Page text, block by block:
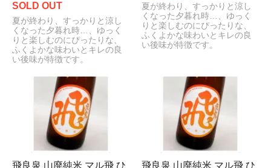
SOLD OUT
夏が終わり、すっかりと涼し
くなった夕暮れ時…、ゆっく
りと楽しむのにぴったりな、
ふくよかな味わいとキレの良
い後味が特徴です。
夏が終わり、すっかりと涼し
くなった夕暮れ時…、ゆっく
りと楽しむのにぴったりな、
ふくよかな味わいとキレの良
い後味が特徴です。
飛良泉 山廃純米 マル飛 ひ
飛良泉 山廃純米 マル飛 ひ